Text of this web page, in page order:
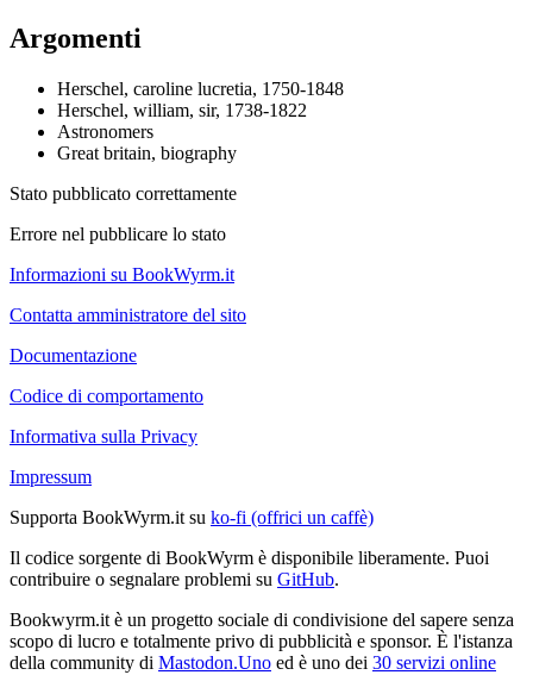
Argomenti
Herschel, caroline lucretia, 1750-1848
Herschel, william, sir, 1738-1822
Astronomers
Great britain, biography
Stato pubblicato correttamente
Errore nel pubblicare lo stato
Informazioni su BookWyrm.it
Contatta amministratore del sito
Documentazione
Codice di comportamento
Informativa sulla Privacy
Impressum
Supporta BookWyrm.it su ko-fi (offrici un caffè)
Il codice sorgente di BookWyrm è disponibile liberamente. Puoi
contribuire o segnalare problemi su GitHub.
Bookwyrm.it è un progetto sociale di condivisione del sapere senza
scopo di lucro e totalmente privo di pubblicità e sponsor. È l'istanza
della community di Mastodon.Uno ed è uno dei 30 servizi online